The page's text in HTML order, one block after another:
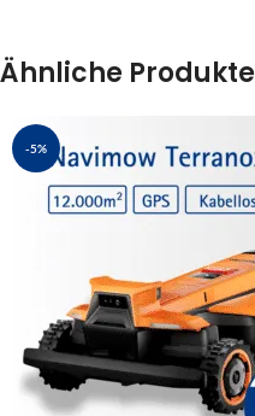
Ähnliche Produkte
-5%